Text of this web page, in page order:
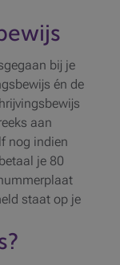
bij je
én de
aan
nog indien
je 80
staat op je